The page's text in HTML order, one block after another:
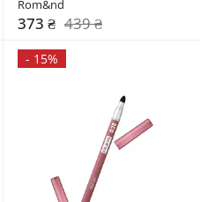
373 ₴ 439 ₴
- 15%